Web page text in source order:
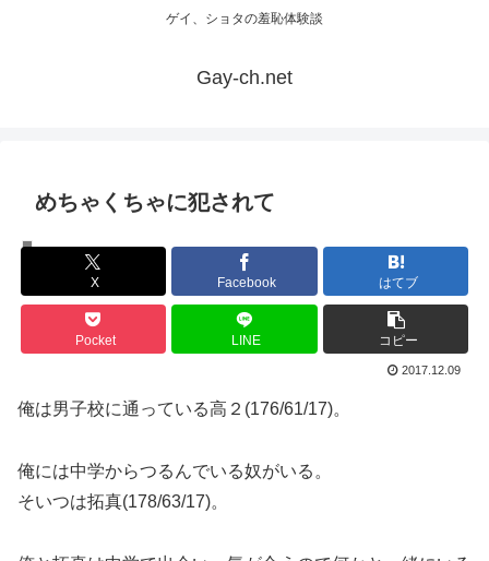
ゲイ、ショタの羞恥体験談
Gay-ch.net
めちゃくちゃに犯されて
X Facebook はてブ
Pocket LINE コピー
2017.12.09
俺は男子校に通っている高２(176/61/17)。
俺には中学からつるんでいる奴がいる。
そいつは拓真(178/63/17)。